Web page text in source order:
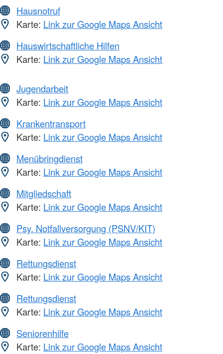
Hausnotruf
Karte: Link zur Google Maps Ansicht
Hauswirtschaftliche Hilfen
Karte: Link zur Google Maps Ansicht
Jugendarbeit
Karte: Link zur Google Maps Ansicht
Krankentransport
Karte: Link zur Google Maps Ansicht
Menübringdienst
Karte: Link zur Google Maps Ansicht
Mitgliedschaft
Karte: Link zur Google Maps Ansicht
Psy. Notfallversorgung (PSNV/KIT)
Karte: Link zur Google Maps Ansicht
Rettungsdienst
Karte: Link zur Google Maps Ansicht
Rettungsdienst
Karte: Link zur Google Maps Ansicht
Seniorenhilfe
Karte: Link zur Google Maps Ansicht